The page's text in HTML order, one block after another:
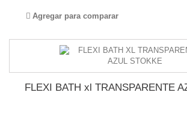
Agregar para comparar
FLEXI BATH xl TRANSPARENTE